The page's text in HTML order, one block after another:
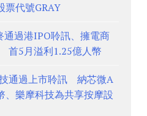
代號GRAY
通過港IPO聆訊、擁電商
首5月溢利1.25億人幣
通過上市聆訊 納芯微A
、樂摩科技為共享按摩設